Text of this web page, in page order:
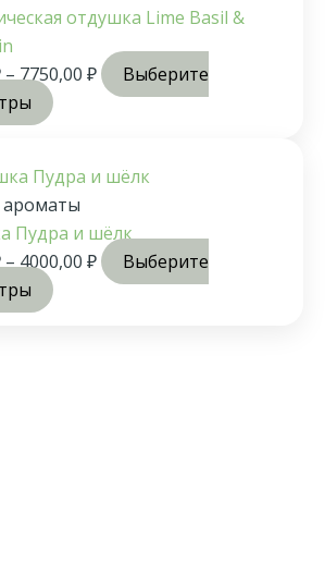
отдушка Lime Basil &
–7750,00 ₽
Выберите
Пудра и шёлк
–4000,00 ₽
Выберите